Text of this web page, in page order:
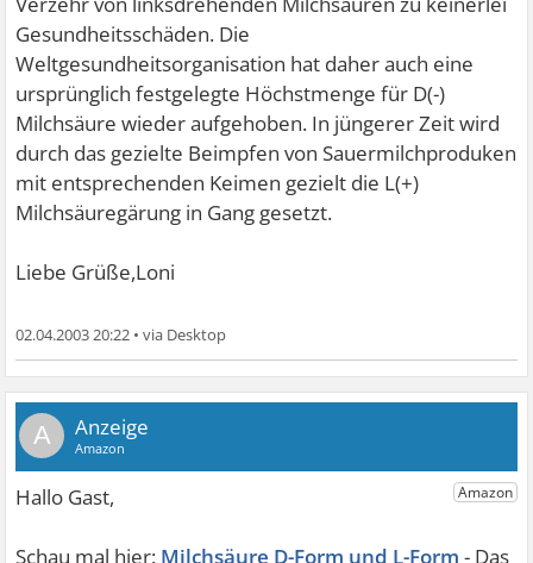
Gesundheitsschäden. Die
Weltgesundheitsorganisation hat daher auch eine
ursprünglich festgelegte Höchstmenge für D(-)
Milchsäure wieder aufgehoben. In jüngerer Zeit wird
durch das gezielte Beimpfen von Sauermilchproduken
mit entsprechenden Keimen gezielt die L(+)
Milchsäuregärung in Gang gesetzt.
Liebe Grüße,Loni
02.04.2003 20:22 •
A
Milchsäure D-Form und L-Form